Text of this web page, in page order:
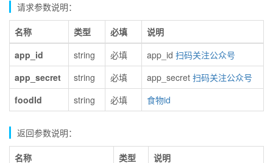
请求参数说明：
名称 类型 必填
说明
app_id
string 必填 app_id 扫码关注公众号
app_secret
string 必填 app_secret 扫码关注公众号
foodId
string 必填 食物id
返回参数说明：
名称 类型
说明